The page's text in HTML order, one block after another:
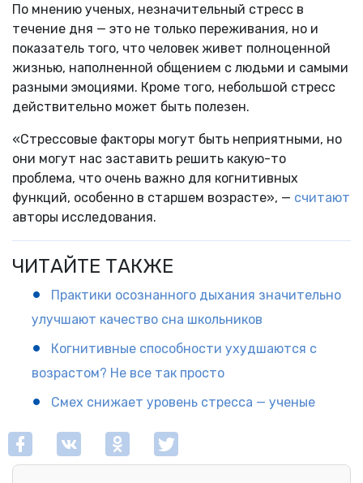
По мнению ученых, незначительный стресс в
течение дня — это не только переживания, но и
показатель того, что человек живет полноценной
жизнью, наполненной общением с людьми и самыми
разными эмоциями. Кроме того, небольшой стресс
действительно может быть полезен.
«Стрессовые факторы могут быть неприятными, но
они могут нас заставить решить какую-то
проблема, что очень важно для когнитивных
функций, особенно в старшем возрасте», — считают
авторы исследования.
ЧИТАЙТЕ ТАКЖЕ
Практики осознанного дыхания значительно
улучшают качество сна школьников
Когнитивные способности ухудшаются с
возрастом? Не все так просто
Смех снижает уровень стресса — ученые